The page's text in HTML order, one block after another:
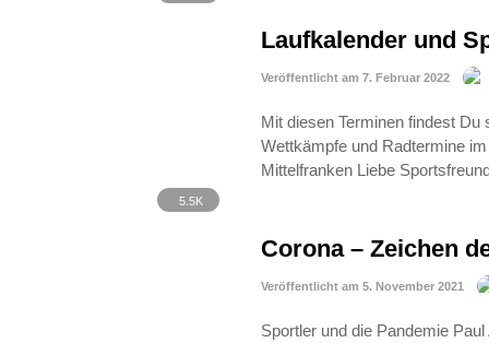
Laufkalender und
Veröffentlicht am 7. Februar 2022
Mit diesen Terminen findest
Wettkämpfe und Radtermine
Mittelfranken Liebe
5.5K
Corona – Zeichen
Veröffentlicht am 5. November 2021
Sportler und die Pandemie